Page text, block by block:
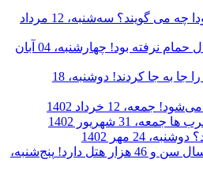
چه می گویند؟
سه‌شنبه، 12 مرداد
چهارشنبه، 04 آبان
جا به جا کردند!
دوشنبه، 18
می‌شود! جمعه، 12 خرداد 1402
ها جمعه، 31 شهریور 1402
دوشنبه، 24 مهر 1402
پنج‌شنبه،